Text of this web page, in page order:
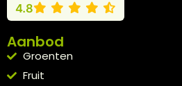
4.8
Aanbod
Groenten
Fruit